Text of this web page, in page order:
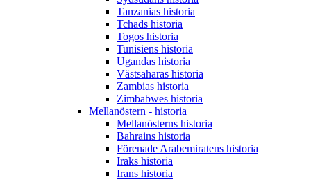
Tanzanias historia
Tchads historia
Togos historia
Tunisiens historia
Ugandas historia
Västsaharas historia
Zambias historia
Zimbabwes historia
Mellanöstern - historia
Mellanösterns historia
Bahrains historia
Förenade Arabemiratens historia
Iraks historia
Irans historia